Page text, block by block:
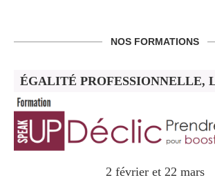
NOS FORMATIONS
ÉGALITÉ PROFESSIONNELLE,
2 février et 22 mars